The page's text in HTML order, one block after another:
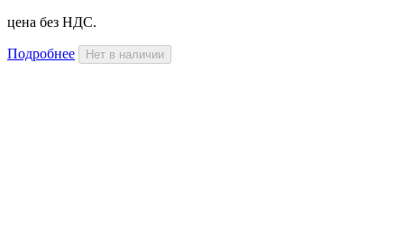
цена без НДС.
Подробнее Нет в наличии